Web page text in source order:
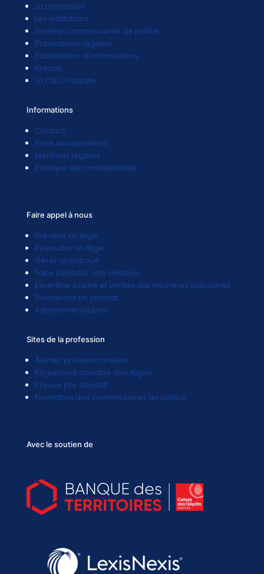
La profession
Les institutions
Devenir commissaires de justice
Publications légales
Publications d'informations
Presse
La CNCJ recrute
Informations
Contact
Foire aux questions
Mentions légales
Politique de confidentialité
Faire appel à nous
Prévenir un litige
Résoudre un litige
Gérer un impayé
Faire exécuter une décision
Expertise, prisée et ventes aux enchères judiciaires
Demander un constat
Administrer un bien
Sites de la profession
Alertes professionnelles
Réglement amiable des litiges
Preuve par constat
Formation des commissaires de justice
Avec le soutien de